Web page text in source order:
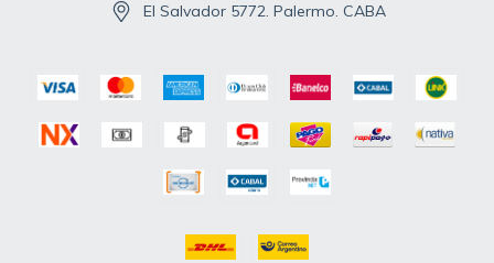
El Salvador 5772. Palermo. CABA